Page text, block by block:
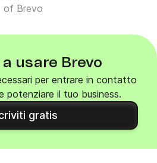
of Brevo
a usare Brevo
per entrare in contatto
potenziare il tuo business.
gratis